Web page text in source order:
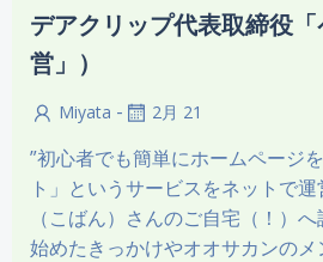
デアクリップ代表取締役
営」）
Miyata - 2月 21
”初心者でも簡単にホームページ
ト」というサービスをネットで
（こばん）さんのご自宅（！）
始めたきっかけやオオサカンの